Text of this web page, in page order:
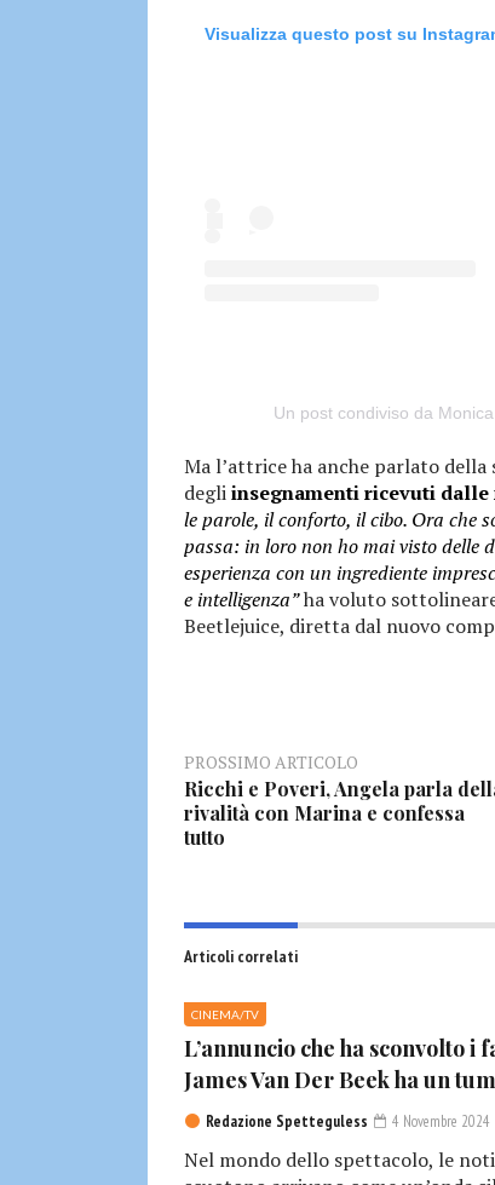
Visualizza questo post su
Un post condiviso da
Ma l’attrice ha anche parlato
degliinsegnamenti ricevuti dalle
le parole, il conforto, il cibo. Ora che
passa: in loro non ho mai visto delle
esperienza con un ingrediente
e intelligenza”ha voluto
Beetlejuice, diretta dal nuovo
PROSSIMO ARTICOLO
Ricchi e Poveri, Angela parla
rivalità con Marina e confessa
tutto
Articoli correlati
CINEMA/TV
L’annuncio che ha sconvolto i
James Van Der Beek ha un
Redazione Spetteguless 4 Novembre 2024
Nel mondo dello spettacolo, le